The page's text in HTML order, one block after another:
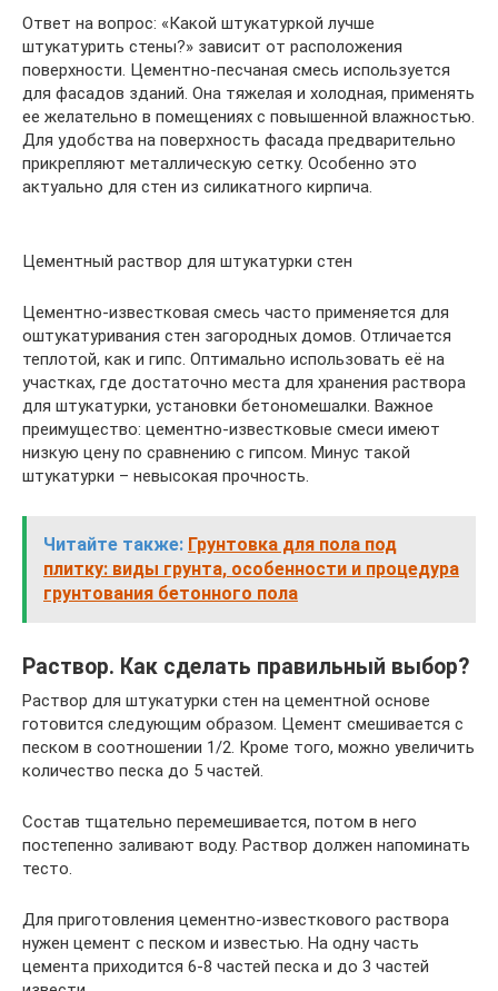
Ответ на вопрос: «Какой штукатуркой лучше
штукатурить стены?» зависит от расположения
поверхности. Цементно-песчаная смесь используется
для фасадов зданий. Она тяжелая и холодная, применять
ее желательно в помещениях с повышенной влажностью.
Для удобства на поверхность фасада предварительно
прикрепляют металлическую сетку. Особенно это
актуально для стен из силикатного кирпича.
Цементный раствор для штукатурки стен
Цементно-известковая смесь часто применяется для
оштукатуривания стен загородных домов. Отличается
теплотой, как и гипс. Оптимально использовать её на
участках, где достаточно места для хранения раствора
для штукатурки, установки бетономешалки. Важное
преимущество: цементно-известковые смеси имеют
низкую цену по сравнению с гипсом. Минус такой
штукатурки – невысокая прочность.
Читайте также: Грунтовка для пола под
плитку: виды грунта, особенности и процедура
грунтования бетонного пола
Раствор. Как сделать правильный выбор?
Раствор для штукатурки стен на цементной основе
готовится следующим образом. Цемент смешивается с
песком в соотношении 1/2. Кроме того, можно увеличить
количество песка до 5 частей.
Состав тщательно перемешивается, потом в него
постепенно заливают воду. Раствор должен напоминать
тесто.
Для приготовления цементно-известкового раствора
нужен цемент с песком и известью. На одну часть
цемента приходится 6-8 частей песка и до 3 частей